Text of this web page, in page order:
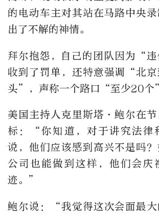
的电动车主对其站在马路中央
出了不解的神情。
拜尔抱怨，自己的团队因为“
收到了罚单，还特意强调“北
头”，声称一个路口“至少20个
美国主持人克里斯塔·鲍尔在
标：“你知道，对于讲究法律
说，他们应该感到高兴不是吗
公司也能做到这样，他们会庆
迹。”
鲍尔说：“我觉得这次会面最大